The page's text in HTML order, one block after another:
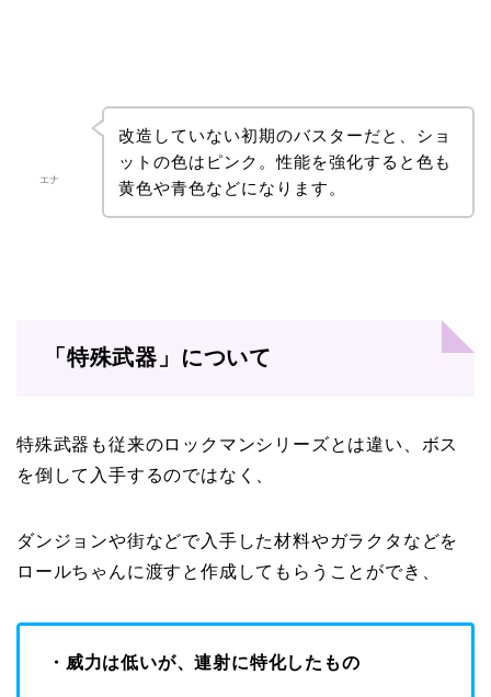
エナ
改造していない初期のバスターだと、ショ
ットの色はピンク。性能を強化すると色も
黄色や青色などになります。
「特殊武器」について
特殊武器も従来のロックマンシリーズとは違い、ボス
を倒して入手するのではなく、
ダンジョンや街などで入手した材料やガラクタなどを
ロールちゃんに渡すと作成してもらうことができ、
・威力は低いが、連射に特化したもの